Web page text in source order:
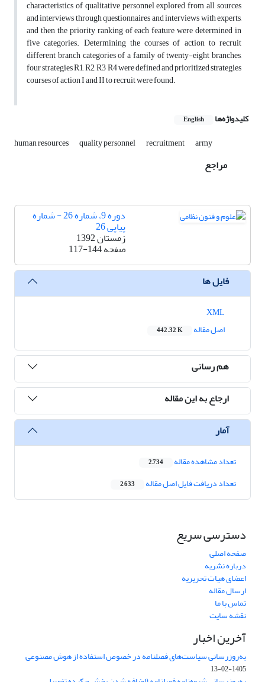
characteristics of qualitative personnel explored from all sources
and interviews through questionnaires and interviews with experts,
and then the priority ranking of each feature were determined in
five categories. Determining the courses of action to recruit
different branch categories of a family of twenty-eight branches,
four strategies R1, R2, R3 R4 were defined and prioritized strategies
courses of action I and II to recruit were found.
کلیدواژه‌ها English
human resources quality personnel recruitment army
مراجع
دوره 9، شماره 26 - شماره
پیاپی 26
زمستان 1392
صفحه117-144
فایل ها
اصل مقاله
442.32 K
هم رسانی
ارجاع به این مقاله
آمار
تعداد مشاهده مقاله 2,734
تعداد دریافت فایل اصل مقاله 2,633
دسترسی سریع
صفحه اصلی
درباره نشریه
اعضای هیات تحریریه
ارسال مقاله
تماس با ما
نقشه سایت
آخرین اخبار
به‌روزرسانی سیاست‌های فصلنامه در خصوص استفاده از هوش مصنوعی
1405-02-13